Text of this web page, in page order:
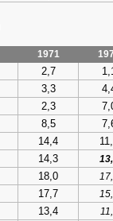
1971
2,7
3,3
2,3
8,5
14,4
14,3
18,0
17,7
13,4